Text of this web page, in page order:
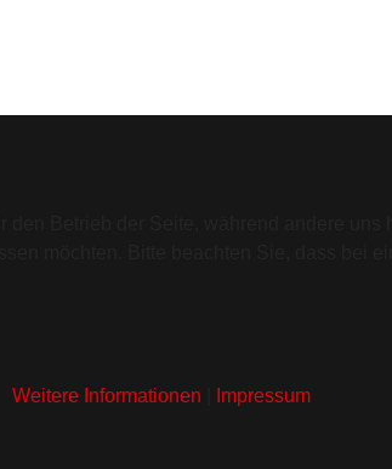
Weitere Informationen Impressum